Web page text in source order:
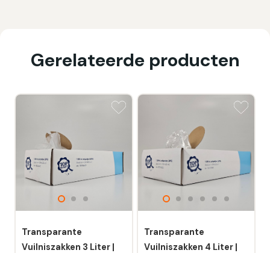
Gerelateerde producten
Transparante
Vuilniszakken 3 Liter |
Transparante
Vuilniszakken 4 Liter |